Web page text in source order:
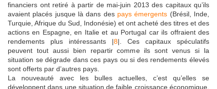
financiers ont retiré à partir de mai-juin 2013 des capitaux qu’ils
avaient placés jusque là dans des pays émergents (Brésil, Inde,
Turquie, Afrique du Sud, Indonésie) et ont acheté des titres et des
actions en Espagne, en Italie et au Portugal car ils offraient des
rendements plus intéressants |8|. Ces capitaux spéculatifs
peuvent tout aussi bien repartir comme ils sont venus si la
situation se dégrade dans ces pays ou si des rendements élevés
sont offerts par d’autres pays.
La nouveauté avec les bulles actuelles, c’est qu’elles se
développent dans une situation de faible croissance économique,